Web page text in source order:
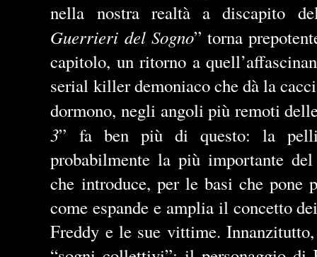
nella nostra realtà a discapito
Guerrieri del Sogno” torna
capitolo, un ritorno a
serial killer demoniaco che dà la
dormono, negli angoli più remoti
3” fa ben più di questo: la
probabilmente la più importante
che introduce, per le basi che pone
come espande e amplia il concetto
Freddy e le sue vittime.